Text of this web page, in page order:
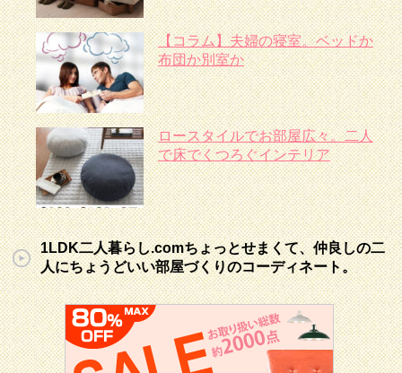
【コラム】夫婦の寝室。ベッドか
布団か別室か
ロースタイルでお部屋広々。二人
で床でくつろぐインテリア
1LDK二人暮らし.comちょっとせまくて、仲良しの二
人にちょうどいい部屋づくりのコーディネート。